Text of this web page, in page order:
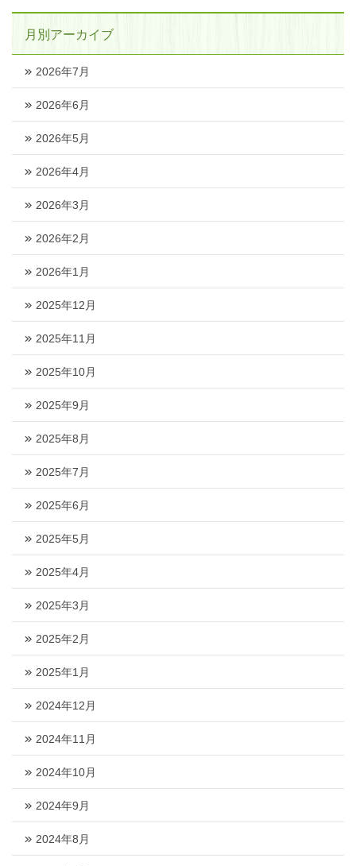
月別アーカイブ
2026年7月
2026年6月
2026年5月
2026年4月
2026年3月
2026年2月
2026年1月
2025年12月
2025年11月
2025年10月
2025年9月
2025年8月
2025年7月
2025年6月
2025年5月
2025年4月
2025年3月
2025年2月
2025年1月
2024年12月
2024年11月
2024年10月
2024年9月
2024年8月